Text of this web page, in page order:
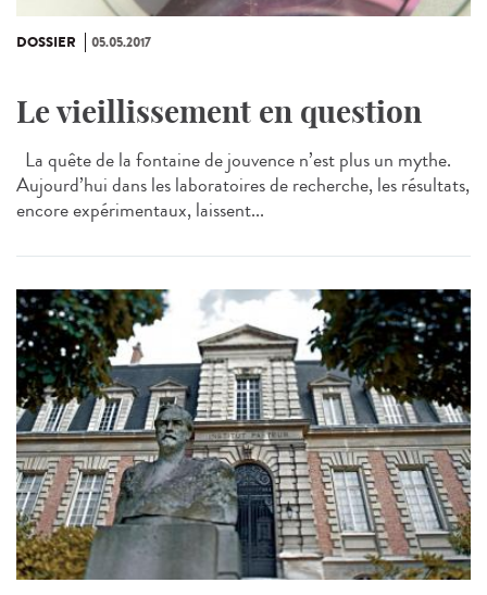
DOSSIER 05.05.2017
Le vieillissement en question
La quête de la fontaine de jouvence n’est plus un mythe.
Aujourd’hui dans les laboratoires de recherche, les résultats,
encore expérimentaux, laissent...